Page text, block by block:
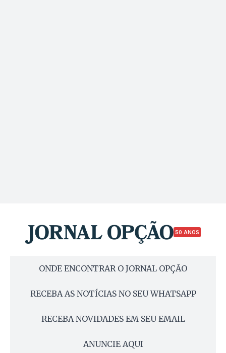
50 ANOS
ONDE ENCONTRAR O JORNAL OPÇÃO
RECEBA AS NOTÍCIAS NO SEU WHATSAPP
RECEBA NOVIDADES EM SEU EMAIL
ANUNCIE AQUI